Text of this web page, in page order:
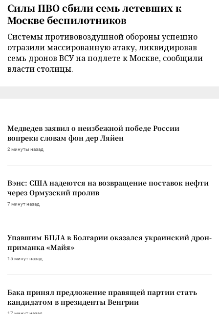
Силы ПВО сбили семь летевших к
Москве беспилотников
Cистемы противовоздушной обороны успешно
отразили массированную атаку, ликвидировав
семь дронов ВСУ на подлете к Москве, сообщили
власти столицы.
Медведев заявил о неизбежной победе России
вопреки словам фон дер Ляйен
2 минуты назад
Вэнс: США надеются на возвращение поставок нефти
через Ормузский пролив
7 минут назад
Упавшим БПЛА в Болгарии оказался украинский дрон-
приманка «Майя»
15 минут назад
Бака принял предложение правящей партии стать
кандидатом в президенты Венгрии